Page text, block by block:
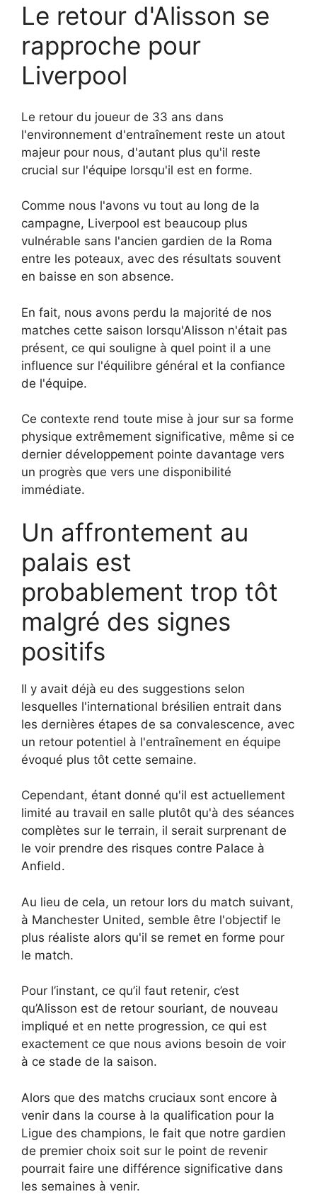
Le retour d'Alisson se
rapproche pour
Liverpool
Le retour du joueur de 33 ans dans
l'environnement d'entraînement reste un atout
majeur pour nous, d'autant plus qu'il reste
crucial sur l'équipe lorsqu'il est en forme.
Comme nous l'avons vu tout au long de la
campagne, Liverpool est beaucoup plus
vulnérable sans l'ancien gardien de la Roma
entre les poteaux, avec des résultats souvent
en baisse en son absence.
En fait, nous avons perdu la majorité de nos
matches cette saison lorsqu'Alisson n'était pas
présent, ce qui souligne à quel point il a une
influence sur l'équilibre général et la confiance
de l'équipe.
Ce contexte rend toute mise à jour sur sa forme
physique extrêmement significative, même si ce
dernier développement pointe davantage vers
un progrès que vers une disponibilité
immédiate.
Un affrontement au
palais est
probablement trop tôt
malgré des signes
positifs
Il y avait déjà eu des suggestions selon
lesquelles l'international brésilien entrait dans
les dernières étapes de sa convalescence, avec
un retour potentiel à l'entraînement en équipe
évoqué plus tôt cette semaine.
Cependant, étant donné qu'il est actuellement
limité au travail en salle plutôt qu'à des séances
complètes sur le terrain, il serait surprenant de
le voir prendre des risques contre Palace à
Anfield.
Au lieu de cela, un retour lors du match suivant,
à Manchester United, semble être l'objectif le
plus réaliste alors qu'il se remet en forme pour
le match.
Pour l’instant, ce qu’il faut retenir, c’est
qu’Alisson est de retour souriant, de nouveau
impliqué et en nette progression, ce qui est
exactement ce que nous avions besoin de voir
à ce stade de la saison.
Alors que des matchs cruciaux sont encore à
venir dans la course à la qualification pour la
Ligue des champions, le fait que notre gardien
de premier choix soit sur le point de revenir
pourrait faire une différence significative dans
les semaines à venir.